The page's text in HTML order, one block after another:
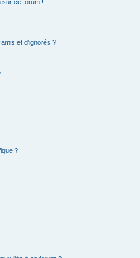
sur ce forum !
et d’ignorés ?
?